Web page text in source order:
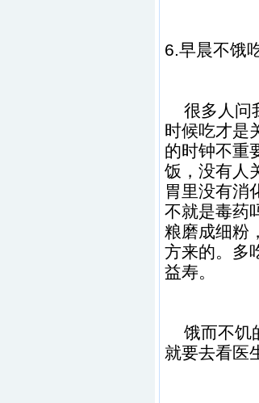
6.早晨不饿
很多人问
时候吃才是
的时钟不重
饭，没有人
胃里没有消
不就是毒药
粮磨成细粉
方来的。多
益寿。
饿而不饥
就要去看医